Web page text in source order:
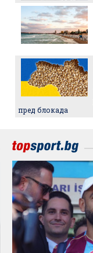
пред блокада